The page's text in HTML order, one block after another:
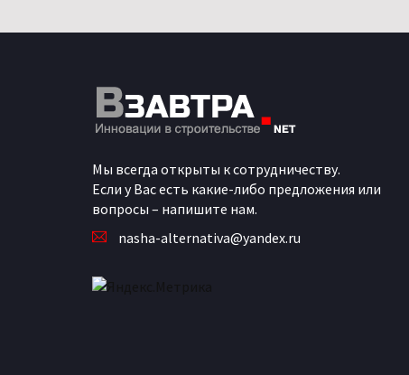
Мы всегда открыты к сотрудничеству.
Если у Вас есть какие-либо предложения или
вопросы – напишите нам.
nasha-alternativa@yandex.ru